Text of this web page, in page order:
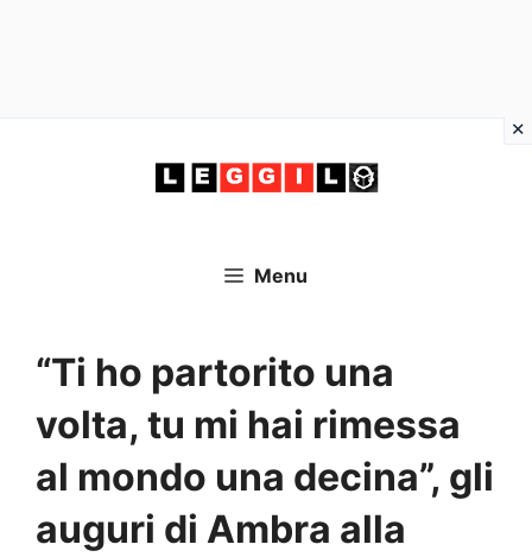
Menu
“Ti ho partorito una
volta, tu mi hai rimessa
al mondo una decina”, gli
auguri di Ambra alla